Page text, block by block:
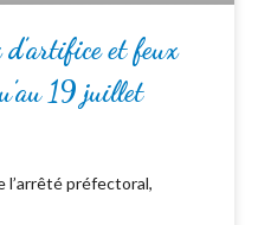
et feux
19 juillet
l’arrêté préfectoral,